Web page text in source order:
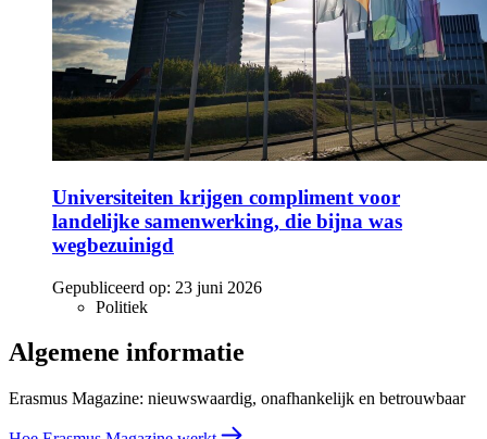
Universiteiten krijgen compliment voor
landelijke samenwerking, die bijna was
wegbezuinigd
Gepubliceerd op: 23 juni 2026
Politiek
Algemene informatie
Erasmus Magazine: nieuwswaardig, onafhankelijk en betrouwbaar